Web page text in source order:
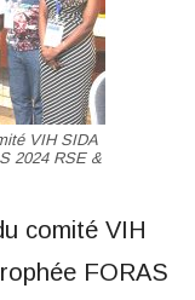
VIH SIDA
2024 RSE &
comité VIH
FORAS